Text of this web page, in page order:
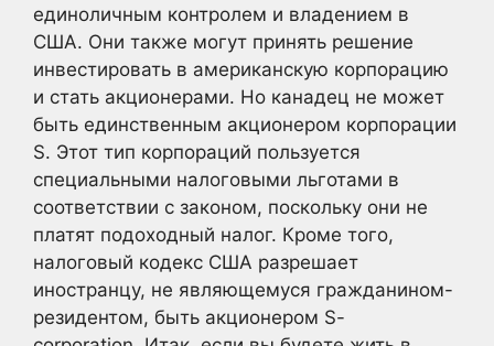
единоличным контролем и владением в
США. Они также могут принять решение
инвестировать в американскую корпорацию
и стать акционерами. Но канадец не может
быть единственным акционером корпорации
S. Этот тип корпораций пользуется
специальными налоговыми льготами в
соответствии с законом, поскольку они не
платят подоходный налог. Кроме того,
налоговый кодекс США разрешает
иностранцу, не являющемуся гражданином-
резидентом, быть акционером S-